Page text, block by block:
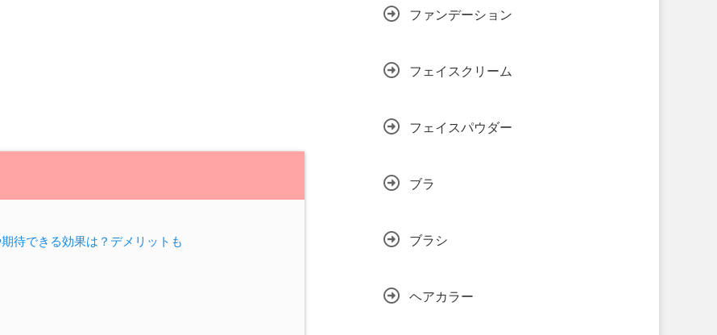
待できる効果は？デメリットも
ファンデーション
フェイスクリーム
フェイスパウダー
ブラ
ブラシ
ヘアカラー